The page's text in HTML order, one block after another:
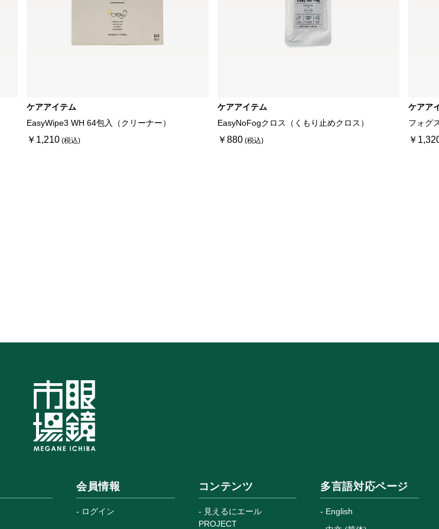
ケアアイテム
EasyWipe3 WH 64包入（クリーナー）
￥1,210
ケアアイテム
EasyNoFogクロス（くもり止めクロス）
￥880
ケアア
フォグ
￥
会員情報
ログイン
コンテンツ
見えるにエール
PROJECT
多言語対応ページ
English